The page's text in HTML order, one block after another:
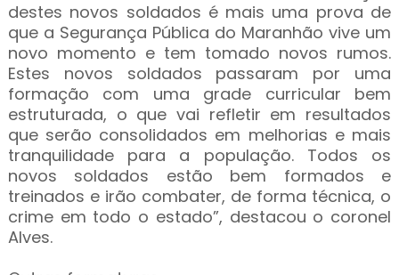
destes novos soldados é mais uma prova de
que a Segurança Pública do Maranhão vive um
novo momento e tem tomado novos rumos.
Estes novos soldados passaram por uma
formação com uma grade curricular bem
estruturada, o que vai refletir em resultados
que serão consolidados em melhorias e mais
tranquilidade para a população. Todos os
novos soldados estão bem formados e
treinados e irão combater, de forma técnica, o
crime em todo o estado”, destacou o coronel
Alves.